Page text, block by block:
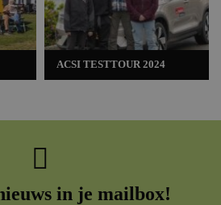
ACSI TESTTOUR 2024
in je mailbox!